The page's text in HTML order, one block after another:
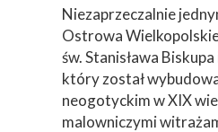
Niezaprzeczalnie
Ostrowa
św. Stanisława
który został
neogotyckim w XIX
malowniczymi